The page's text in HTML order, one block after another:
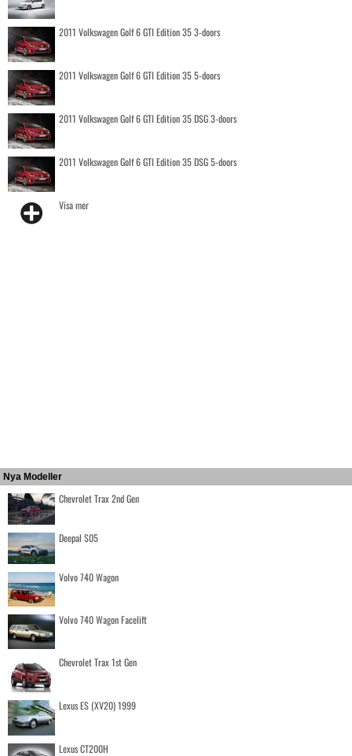
2011 Volkswagen Golf 6 GTI Edition 35 3-doors
2011 Volkswagen Golf 6 GTI Edition 35 5-doors
2011 Volkswagen Golf 6 GTI Edition 35 DSG 3-doors
2011 Volkswagen Golf 6 GTI Edition 35 DSG 5-doors
Visa mer
Nya Modeller
Chevrolet Trax 2nd Gen
Deepal S05
Volvo 740 Wagon
Volvo 740 Wagon Facelift
Chevrolet Trax 1st Gen
Lexus ES (XV20) 1999
Lexus CT200H